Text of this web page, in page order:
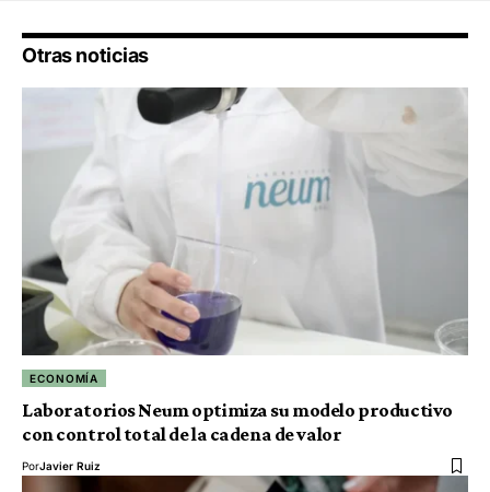
Otras noticias
ECONOMÍA
Laboratorios Neum optimiza su modelo productivo
con control total de la cadena de valor
PorJavier Ruiz